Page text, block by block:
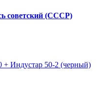
советский (СССР)